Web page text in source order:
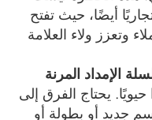
أيضًا، حيث تفتح
وتعزز ولاء العلامة
الإمداد المرنة
يحتاج الفرق إلى
جديد أو بطولة أو